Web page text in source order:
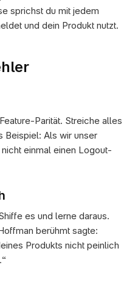
sprichst du mit jedem
und dein Produkt nutzt.
Parität. Streiche alles
Beispiel: Als wir unser
einmal einen Logout-
es und lerne daraus.
berühmt sagte:
Produkts nicht peinlich